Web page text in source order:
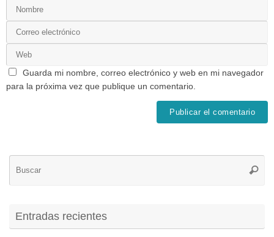
Guarda mi nombre, correo electrónico y web en mi navegador
para la próxima vez que publique un comentario.
Entradas recientes